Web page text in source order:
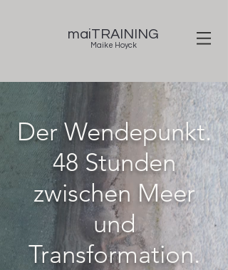
maiTRAINING
Maike Hoyck
Der Wendepunkt.
48 Stunden
zwischen Meer
und
Transformation.